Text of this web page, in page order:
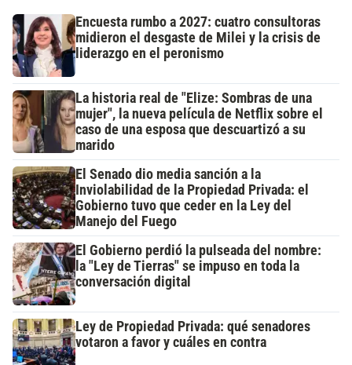
Encuesta rumbo a 2027: cuatro consultoras
midieron el desgaste de Milei y la crisis de
liderazgo en el peronismo
La historia real de "Elize: Sombras de una
mujer", la nueva película de Netflix sobre el
caso de una esposa que descuartizó a su
marido
El Senado dio media sanción a la
Inviolabilidad de la Propiedad Privada: el
Gobierno tuvo que ceder en la Ley del
Manejo del Fuego
El Gobierno perdió la pulseada del nombre:
la "Ley de Tierras" se impuso en toda la
conversación digital
Ley de Propiedad Privada: qué senadores
votaron a favor y cuáles en contra